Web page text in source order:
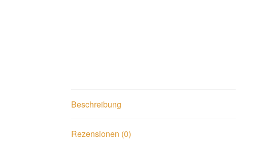
Beschreibung
Rezensionen (0)